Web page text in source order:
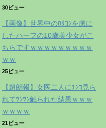
30ビュー
【画像】世界中のﾛﾘｺﾝを虜に
したハーフの10歳美少女がこ
ちらですｗｗｗｗｗｗｗｗｗ
ｗｗ
25ビュー
【超朗報】女医二人にﾁﾝｺ見ら
れてﾂﾝﾂﾝ触られた結果ｗｗｗ
ｗｗｗｗ
21ビュー